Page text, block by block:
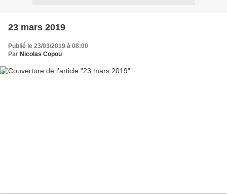
23 mars 2019
Publié le 23/03/2019 à 08:00
Par Nicolas Copou